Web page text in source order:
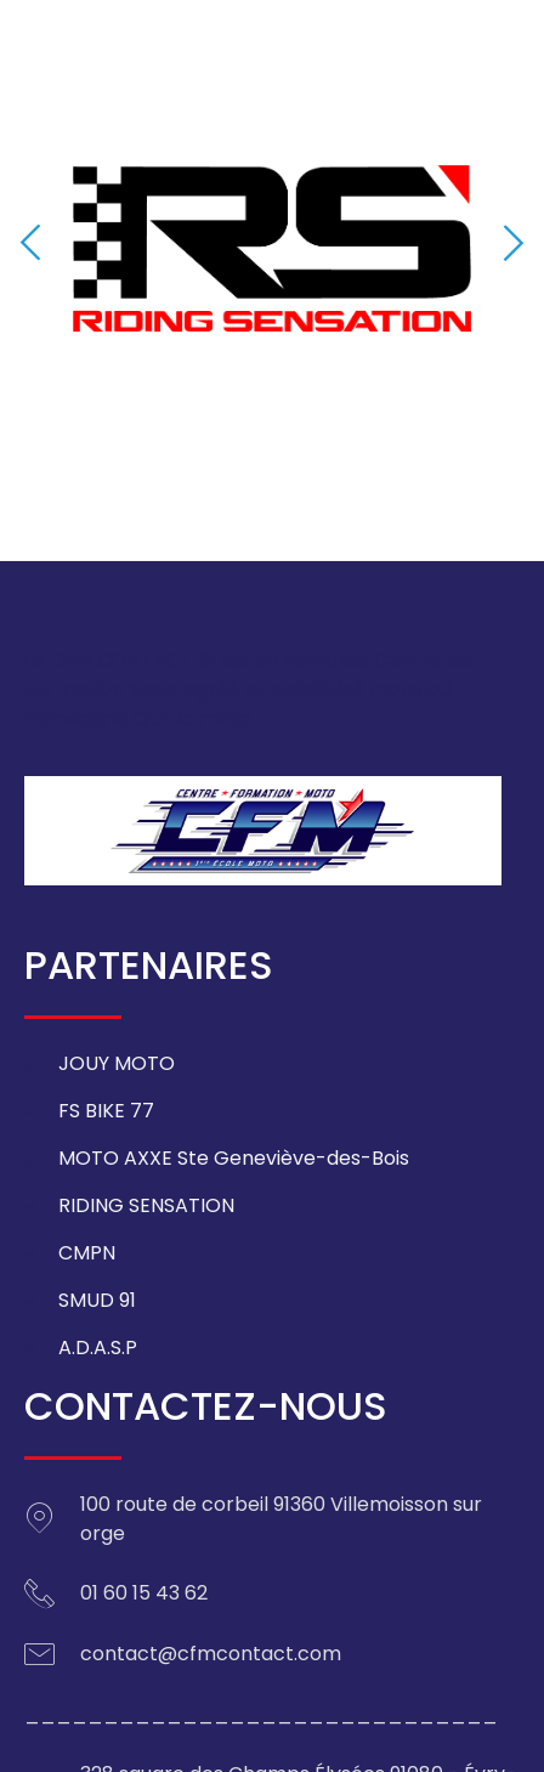
PARTENAIRES
JOUY MOTO
FS BIKE 77
MOTO AXXE Ste Geneviève-des-Bois
RIDING SENSATION
CMPN
SMUD 91
A.D.A.S.P
CONTACTEZ-NOUS
100 route de corbeil 91360 Villemoisson sur
orge
01 60 15 43 62
contact@cfmcontact.com